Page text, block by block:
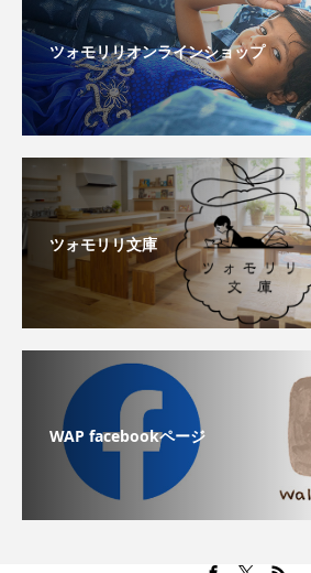
ツォモリリオンラインショップ
ツォモリリ文庫
WAP facebookページ